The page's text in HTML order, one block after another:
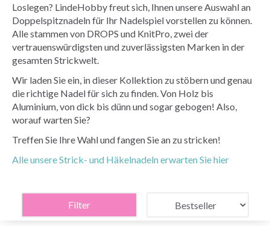
Loslegen? LindeHobby freut sich, Ihnen unsere Auswahl an
Doppelspitznadeln für Ihr Nadelspiel vorstellen zu können.
Alle stammen von DROPS und KnitPro, zwei der
vertrauenswürdigsten und zuverlässigsten Marken in der
gesamten Strickwelt.
Wir laden Sie ein, in dieser Kollektion zu stöbern und genau
die richtige Nadel für sich zu finden. Von Holz bis
Aluminium, von dick bis dünn und sogar gebogen! Also,
worauf warten Sie?
Treffen Sie Ihre Wahl und fangen Sie an zu stricken!
Alle unsere Strick- und Häkelnadeln erwarten Sie hier
Filter